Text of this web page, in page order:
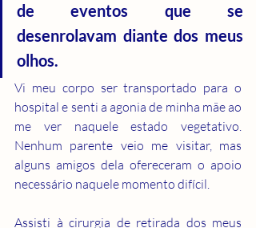
de eventos que se
desenrolavam diante dos meus
olhos.
Vi meu corpo ser transportado para o
hospital e senti a agonia de minha mãe ao
me ver naquele estado vegetativo.
Nenhum parente veio me visitar, mas
alguns amigos dela ofereceram o apoio
necessário naquele momento difícil.
Assisti à cirurgia de retirada dos meus